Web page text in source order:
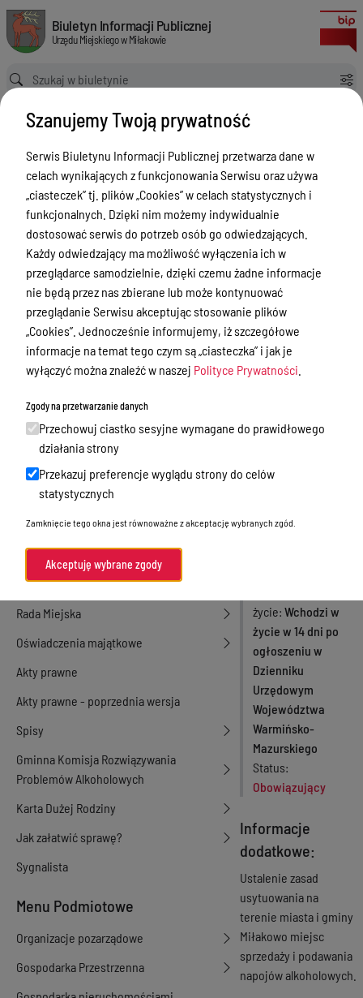
Uchwała Nr XLIV/298/2018 Rady Miejskiej w Miłakowie z dnia 6 września
Biuletyn Informacji Publicznej Urzędu Miejskiego w Miłakowie
Biuletyn Informacji Publicznej
Urzędu Miejskiego w Miłakowie
Ścieżka powrotu
Strona główna
Akty prawne
Uchwała Nr XLIV/298/2018 Rady Miejskiej w Miłakowie z dnia 6 września 2018 roku
Akty prawne
Menu Przedmiotowe
Urząd Miejski w Miłakowie
Gmina Miłakowo
Majątek i finanse
Zamówienia publiczne
Urząd Stanu Cywilnego
Ewidencja ludności, dowody osobiste,
działalność gospodarcza
Przetargi
Ogłoszenia
Petycje
Nabór
Dyżury Aptek w Powiecie Ostródzkim
Komunikacja publiczna
Nieodpłatna pomoc prawna
Rada Miejska
Oświadczenia majątkowe
Akty prawne
Akty prawne - poprzednia wersja
Spisy
Gminna Komisja Rozwiązywania
Problemów Alkoholowych
Karta Dużej Rodziny
Jak załatwić sprawę?
Sygnalista
Menu Podmiotowe
Organizacje pozarządowe
Gospodarka Przestrzenna
Wersja
nieobowiązująca z dnia
12-09-2018 09:20:41
Drukuj
Uchwała Nr
XLIV/298/2018
Rady Miejskiej
w Miłakowie z
dnia 6
XLIV/298/2018
Miejskiej
życie Wchodzi w
życie w 14 dni po
ogłoszeniu w
Dzienniku
Urzędowym
Województwa
Warmińsko-
Mazurskiego
Status
Obowiązujący
Informacje
dodatkowe:
Ustalenie zasad
usytuowania na
terenie miasta i gminy
Miłakowo miejsc
sprzedaży i podawania
napojów alkoholowych.
Szanujemy Twoją prywatność
Serwis Biuletynu Informacji Publicznej przetwarza dane w
celach wynikających z funkcjonowania Serwisu oraz używa
„ciasteczek” tj. plików „Cookies” w celach statystycznych i
funkcjonalnych. Dzięki nim możemy indywidualnie
dostosować serwis do potrzeb osób go odwiedzających.
Każdy odwiedzający ma możliwość wyłączenia ich w
przeglądarce samodzielnie, dzięki czemu żadne informacje
nie będą przez nas zbierane lub może kontynuować
przeglądanie Serwisu akceptując stosowanie plików
„Cookies”. Jednocześnie informujemy, iż szczegółowe
informacje na temat tego czym są „ciasteczka” i jak je
wyłączyć można znaleźć w naszej Polityce Prywatności
Zgody na przetwarzanie danych
Przechowuj ciastko sesyjne wymagane do prawidłowego
działania strony
Przekazuj preferencje wyglądu strony do celów
statystycznych
Zamknięcie tego okna jest równoważne z akceptację wybranych zgód.
Akceptuję wybrane zgody